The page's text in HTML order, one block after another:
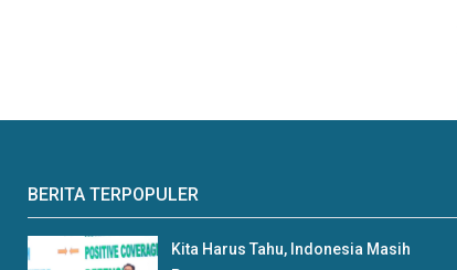
BERITA TERPOPULER
Kita Harus Tahu, Indonesia Masih